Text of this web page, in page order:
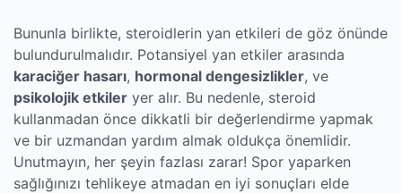
Bununla birlikte, steroidlerin yan etkileri de göz önünde
bulundurulmalıdır. Potansiyel yan etkiler arasında
karaciğer hasarı, hormonal dengesizlikler, ve
psikolojik etkiler yer alır. Bu nedenle, steroid
kullanmadan önce dikkatli bir değerlendirme yapmak
ve bir uzmandan yardım almak oldukça önemlidir.
Unutmayın, her şeyin fazlası zarar! Spor yaparken
sağlığınızı tehlikeye atmadan en iyi sonuçları elde